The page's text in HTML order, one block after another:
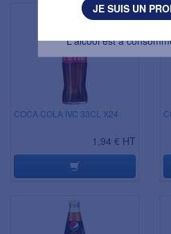
COCA COLA IVC 33CL X24
1,94 € HT
L'alcool est à
JE SUIS UN